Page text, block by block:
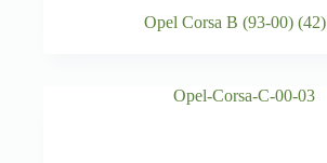
Opel Corsa B (93-00)(42)